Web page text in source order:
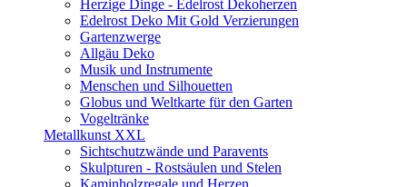
Herzige Dinge - Edelrost Dekoherzen
Edelrost Deko Mit Gold Verzierungen
Gartenzwerge
Allgäu Deko
Musik und Instrumente
Menschen und Silhouetten
Globus und Weltkarte für den Garten
Vogeltränke
Metallkunst XXL
Sichtschutzwände und Paravents
Skulpturen - Rostsäulen und Stelen
Kaminholzregale und Herzen